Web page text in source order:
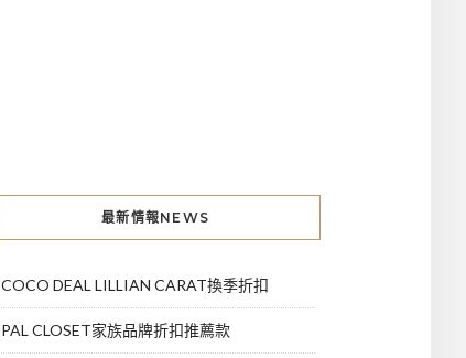
最新情報NEWS
COCO DEAL LILLIAN CARAT換季折扣
PAL CLOSET家族品牌折扣推薦款